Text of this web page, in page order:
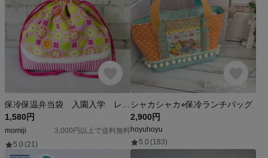
1,580円
momiji
3,000円以上で送料無料
5.0 (21)
シャカシャカ⭐︎保冷ランチバッグ
2,900円
hoyuhoyu
5.0 (183)